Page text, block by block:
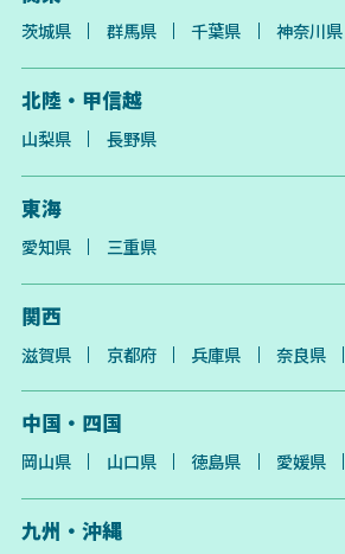
茨城県 群馬県 千葉県 神奈川県
北陸・甲信越
山梨県 長野県
東海
愛知県 三重県
関西
滋賀県 京都府 兵庫県 奈良県
中国・四国
岡山県 山口県 徳島県 愛媛県
九州・沖縄